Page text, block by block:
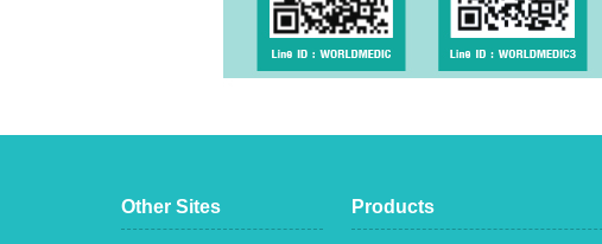
Other Sites Products